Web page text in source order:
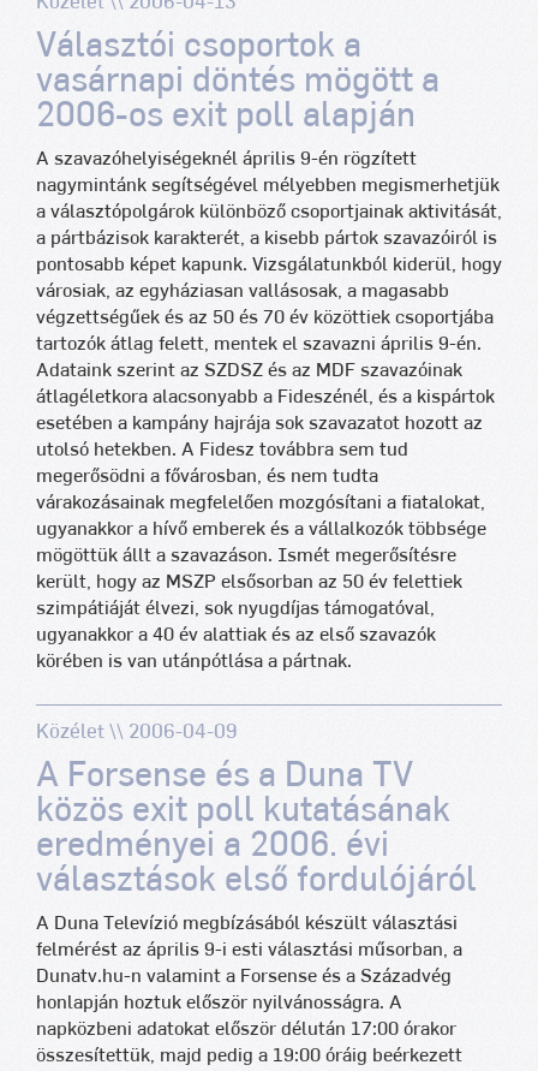
Választói csoportok a
vasárnapi döntés mögött a
2006-os exit poll alapján
A szavazóhelyiségeknél április 9-én rögzített
nagymintánk segítségével mélyebben megismerhetjük
a választópolgárok különböző csoportjainak aktivitását,
a pártbázisok karakterét, a kisebb pártok szavazóiról is
pontosabb képet kapunk. Vizsgálatunkból kiderül, hogy
városiak, az egyháziasan vallásosak, a magasabb
végzettségűek és az 50 és 70 év közöttiek csoportjába
tartozók átlag felett, mentek el szavazni április 9-én.
Adataink szerint az SZDSZ és az MDF szavazóinak
átlagéletkora alacsonyabb a Fideszénél, és a kispártok
esetében a kampány hajrája sok szavazatot hozott az
utolsó hetekben. A Fidesz továbbra sem tud
megerősödni a fővárosban, és nem tudta
várakozásainak megfelelően mozgósítani a fiatalokat,
ugyanakkor a hívő emberek és a vállalkozók többsége
mögöttük állt a szavazáson. Ismét megerősítésre
került, hogy az MSZP elsősorban az 50 év felettiek
szimpátiáját élvezi, sok nyugdíjas támogatóval,
ugyanakkor a 40 év alattiak és az első szavazók
körében is van utánpótlása a pártnak.
Közélet \\ 2006-04-09
A Forsense és a Duna TV
közös exit poll kutatásának
eredményei a 2006. évi
választások első fordulójáról
A Duna Televízió megbízásából készült választási
felmérést az április 9-i esti választási műsorban, a
Dunatv.hu-n valamint a Forsense és a Századvég
honlapján hoztuk először nyilvánosságra. A
napközbeni adatokat először délután 17:00 órakor
összesítettük, majd pedig a 19:00 óráig beérkezett